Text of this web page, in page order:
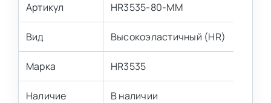
Артикул HR3535-80-MM
Вид Высокоэластичный (HR)
Марка HR3535
Наличие В наличии